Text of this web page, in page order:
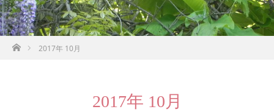
ホーム2017年 10月
2017年 10月